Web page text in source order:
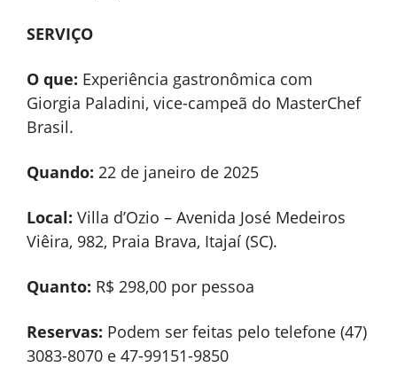
SERVIÇO
O que: Experiência gastronômica com
Giorgia Paladini, vice-campeã do MasterChef
Brasil.
Quando: 22 de janeiro de 2025
Local: Villa d’Ozio – Avenida José Medeiros
Viêira, 982, Praia Brava, Itajaí (SC).
Quanto: R$ 298,00 por pessoa
Reservas: Podem ser feitas pelo telefone (47)
3083-8070 e 47-99151-9850